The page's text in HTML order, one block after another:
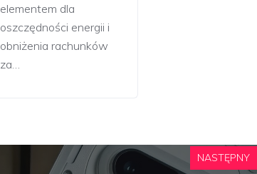
elementem dla
oszczędności energii i
obniżenia rachunków
za…
NASTĘPNY